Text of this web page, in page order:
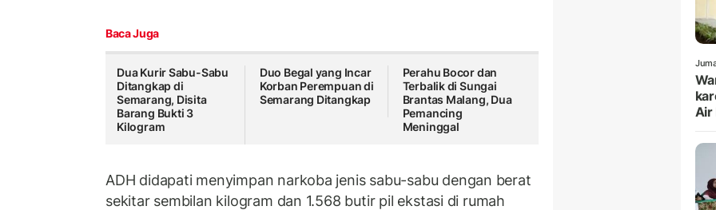
Baca Juga
Dua Kurir Sabu-Sabu
Ditangkap di
Semarang, Disita
Barang Bukti 3
Kilogram
Duo Begal yang Incar
Korban Perempuan di
Semarang Ditangkap
Perahu Bocor dan
Terbalik di Sungai
Brantas Malang, Dua
Pemancing
Meninggal
ADH didapati menyimpan narkoba jenis sabu-sabu dengan berat
sekitar sembilan kilogram dan 1.568 butir pil ekstasi di rumah
Air